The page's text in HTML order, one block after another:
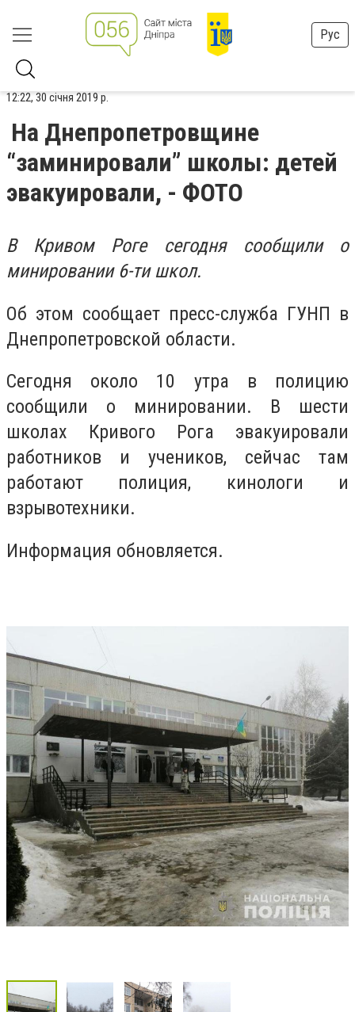
Рус
12:22, 30 січня 2019 р.
На Днепропетровщине
“заминировали” школы: детей
эвакуировали, - ФОТО
В Кривом Роге сегодня сообщили о
минировании 6-ти школ.
Об этом сообщает пресс-служба ГУНП в
Днепропетровской области.
Сегодня около 10 утра в полицию
сообщили о минировании. В шести
школах Кривого Рога эвакуировали
работников и учеников, сейчас там
работают полиция, кинологи и
взрывотехники.
Информация обновляется.